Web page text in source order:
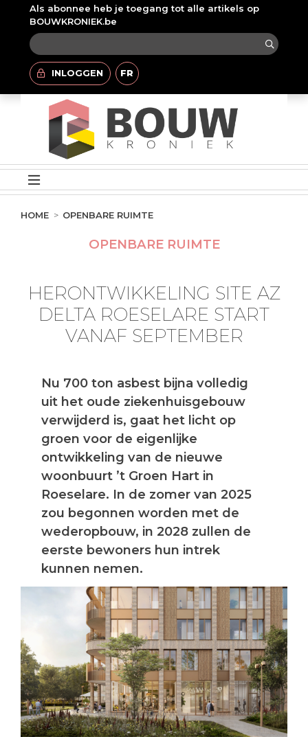
Als abonnee heb je toegang tot alle artikels op
BOUWKRONIEK.be
INLOGGEN FR
HOME OPENBARE RUIMTE
OPENBARE RUIMTE
HERONTWIKKELING SITE AZ
DELTA ROESELARE START
VANAF SEPTEMBER
Nu 700 ton asbest bijna volledig
uit het oude ziekenhuisgebouw
verwijderd is, gaat het licht op
groen voor de eigenlijke
ontwikkeling van de nieuwe
woonbuurt ’t Groen Hart in
Roeselare. In de zomer van 2025
zou begonnen worden met de
wederopbouw, in 2028 zullen de
eerste bewoners hun intrek
kunnen nemen.